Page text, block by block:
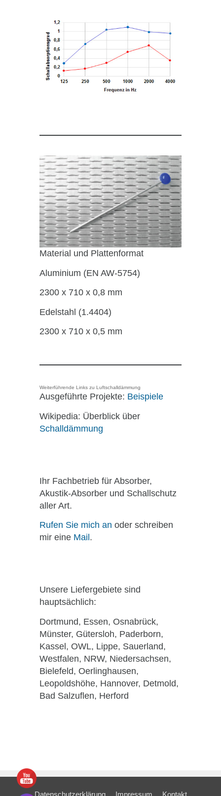
Material und Plattenformat
Aluminium (EN AW-5754)
2300 x 710 x 0,8 mm
Edelstahl (1.4404)
2300 x 710 x 0,5 mm
Weiterführende Links zu Luftschalldämmung
Ausgeführte Projekte: Beispiele
Wikipedia: Überblick über
Schalldämmung
Ihr Fachbetrieb für Absorber,
Akustik-Absorber und Schallschutz
aller Art.
Rufen Sie mich an oder schreiben
mir eine Mail .
Unsere Liefergebiete sind
hauptsächlich:
Dortmund, Essen, Osnabrück,
Münster, Gütersloh, Paderborn,
Kassel, OWL, Lippe, Sauerland,
Westfalen, NRW, Niedersachsen,
Bielefeld, Oerlinghausen,
Leopoldshöhe, Hannover, Detmold,
Bad Salzuflen, Herford
Datenschutzerklärung Impressum Kontakt